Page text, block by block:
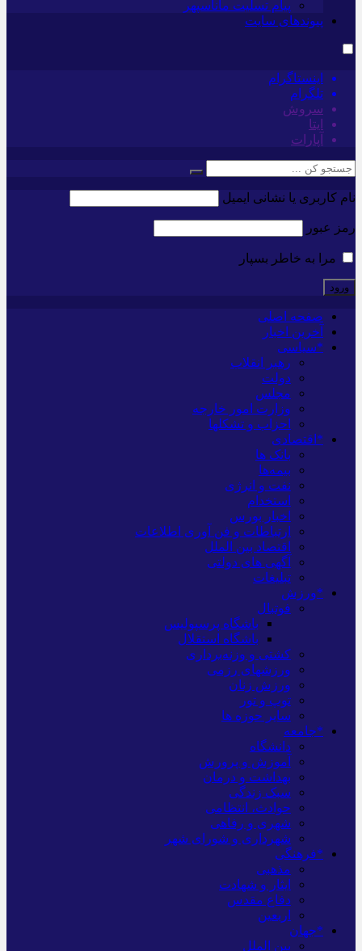
پیام تسلیت ماناسپهر
پیوندهای سایت
اینستاگرام
تلگرام
سروش
ایتا
آپارات
نام کاربری یا نشانی ایمیل
رمز عبور
مرا به خاطر بسپار
صفحه اصلی
آخرین اخبار
*سیاسی
رهبر انقلاب
دولت
مجلس
وزارت امور خارجه
احزاب و تشکلها
*اقتصادی
بانک ها
بیمه‌ها
نفت و انرژی
استخدام
اخبار بورس
ارتباطات و فن آوری اطلاعات
اقتصاد بین الملل
آگهی های دولتی
تبلیغات
*ورزش
فوتبال
باشگاه پرسپولیس
باشگاه استقلال
کشتی و وزنه‌برداری
ورزشهای رزمی
ورزش زنان
توپ و تور
سایر حوزه ها
*جامعه
دانشگاه
آموزش و پرورش
بهداشت و درمان
سبک زندگی
حوادث، انتظامی
شهری و رفاهی
شهرداری و شورای شهر
*فرهنگی
مذهبی
ایثار و شهادت
دفاع مقدس
اربعین
*جهان
بین الملل